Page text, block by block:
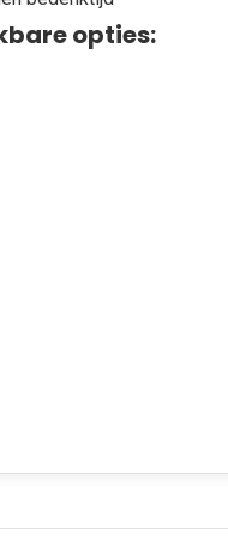
opties: